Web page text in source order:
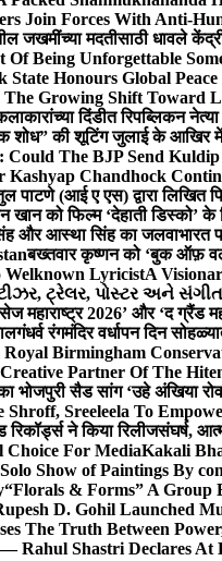
Join Forces With Anti-
जखमींच्या मदतीसाठी धावले
Being Unforgettable
State Honours Global
Growing Shift Toward
दिंडीत रिपब्लिकन
शोध” की शूटिंग जुलाई के आखिर
The BJP Send
Kashyap Chandhock
पाटणे (आई ए एस) द्वारा
खान को फिल्म ‘देहाती डिस्को’
और आस्था सिंह का जलवाभारत
बख्तवार कृष्णन को ‘बुक ऑफ़
Welknown LyricistA
ટ્રેલર, પોસ્ટર અને
महाराष्ट्र 2026’ और ‘द ग्रैंड
रंगमंदिर वर्धापन दिन
Birmingham
Partner Of The
भोजपुरी सैड सांग ‘उहे अंखिया
Sreeleela To
रिकॉर्ड्स ने किया रिलीजसंघर्ष,
Choice For MediaKakali
Solo Show of Paintings By
“Florals & Forms” A Group
D. Gohil Launched
The Truth Between
Rahul Shastri Declares At